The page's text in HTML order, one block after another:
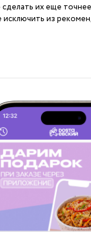
их еще
из